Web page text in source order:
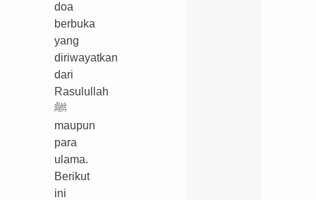
doa
berbuka
yang
diriwayatkan
dari
Rasulullah
ﷺ
maupun
para
ulama.
Berikut
ini